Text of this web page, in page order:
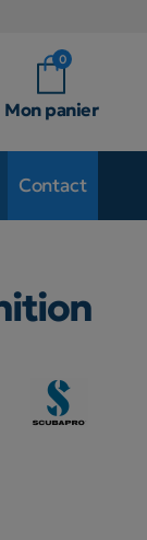
0
Mon panier
Contact